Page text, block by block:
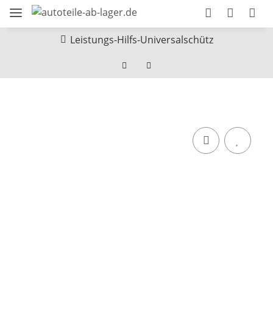
Leistungs-Hilfs-Universalschütz